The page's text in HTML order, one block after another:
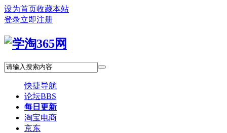
设为首页收藏本站
登录立即注册
快捷导航
论坛BBS
每日更新
淘宝电商
京东